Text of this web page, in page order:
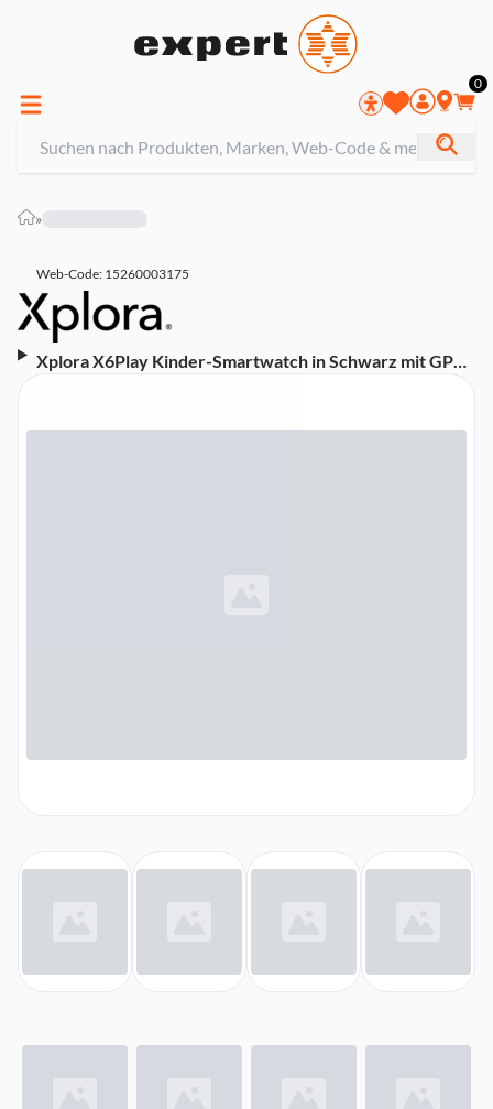
0
»
Web-Code: 15260003175
Xplora X6Play Kinder-Smartwatch in Schwarz mit GPS,